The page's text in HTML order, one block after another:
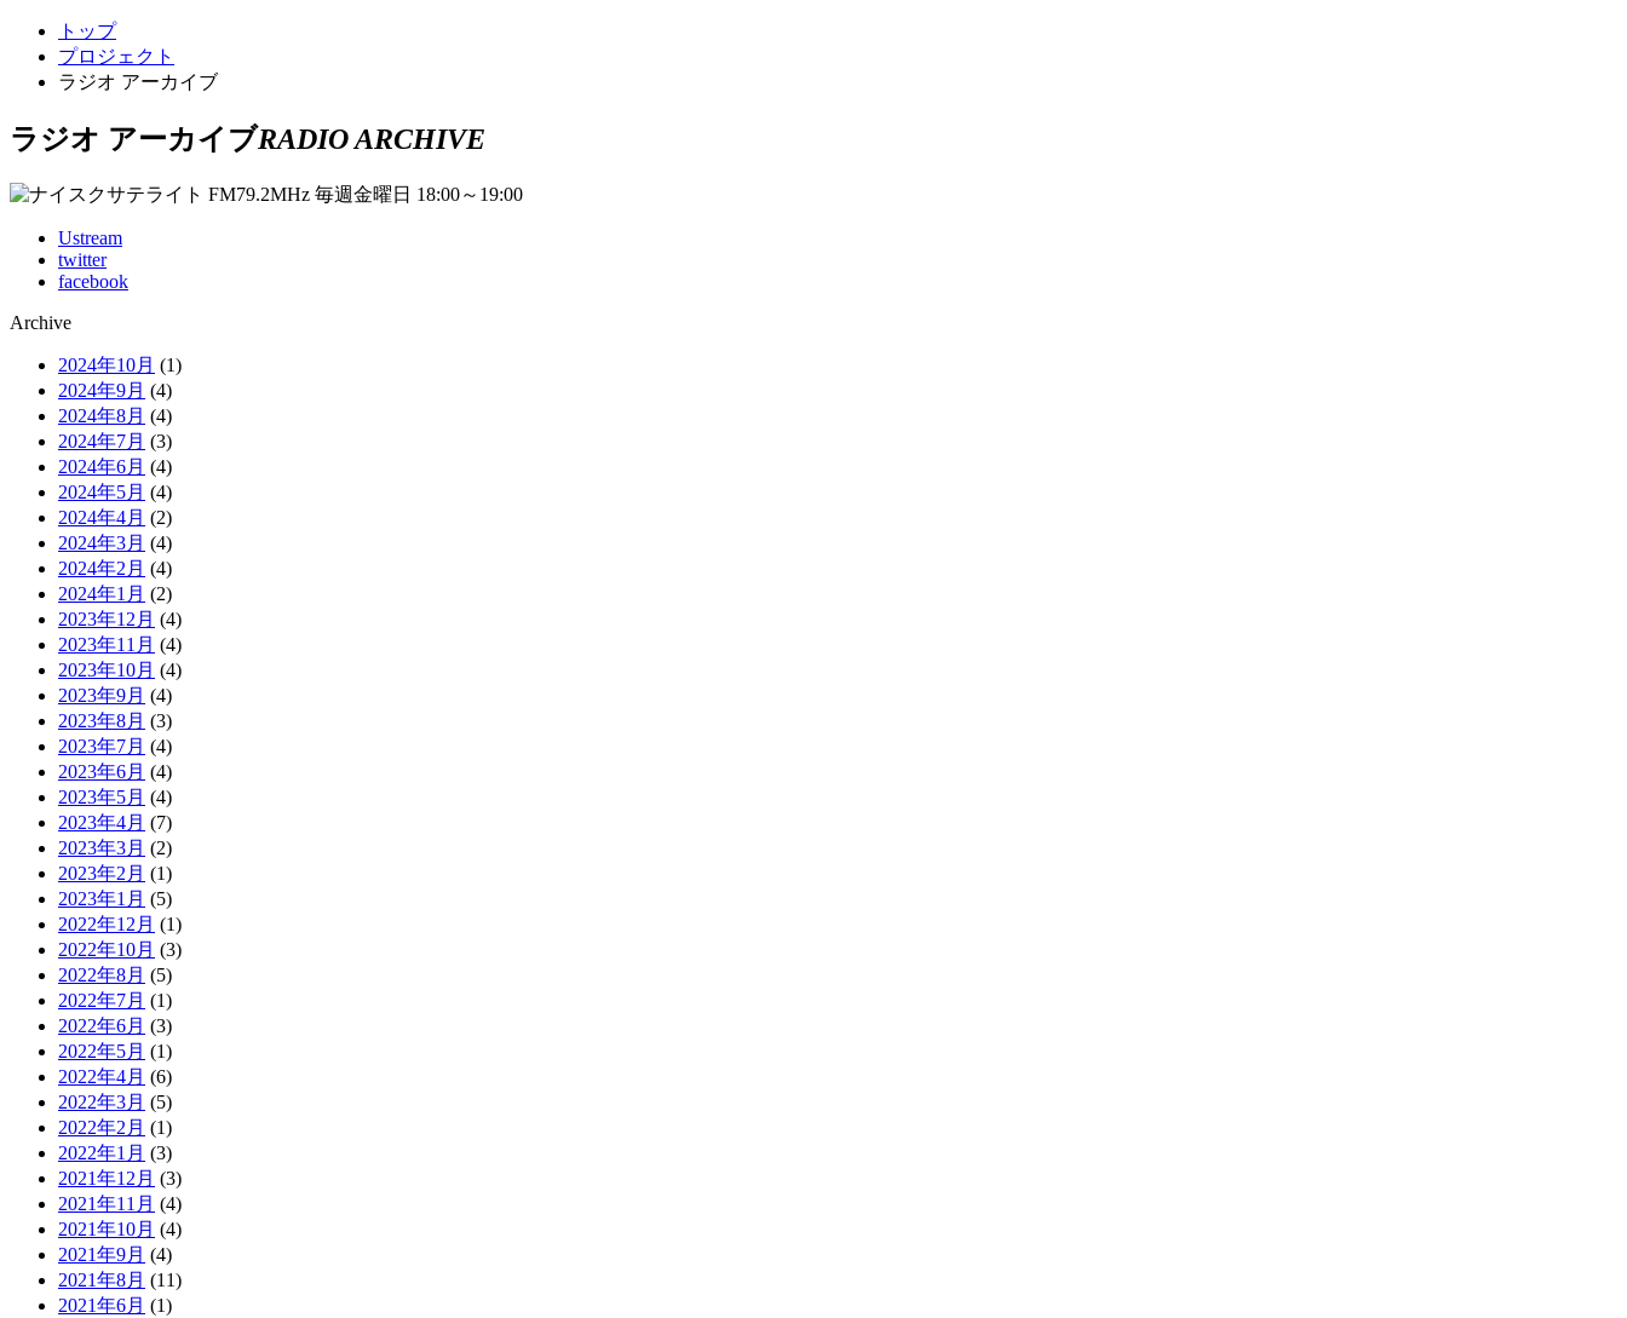
トップ
プロジェクト
ラジオ アーカイブ
ラジオ アーカイブRADIO ARCHIVE
Ustream
twitter
facebook
Archive
2024年10月 (1)
2024年9月 (4)
2024年8月 (4)
2024年7月 (3)
2024年6月 (4)
2024年5月 (4)
2024年4月 (2)
2024年3月 (4)
2024年2月 (4)
2024年1月 (2)
2023年12月 (4)
2023年11月 (4)
2023年10月 (4)
2023年9月 (4)
2023年8月 (3)
2023年7月 (4)
2023年6月 (4)
2023年5月 (4)
2023年4月 (7)
2023年3月 (2)
2023年2月 (1)
2023年1月 (5)
2022年12月 (1)
2022年10月 (3)
2022年8月 (5)
2022年7月 (1)
2022年6月 (3)
2022年5月 (1)
2022年4月 (6)
2022年3月 (5)
2022年2月 (1)
2022年1月 (3)
2021年12月 (3)
2021年11月 (4)
2021年10月 (4)
2021年9月 (4)
2021年8月 (11)
2021年6月 (1)